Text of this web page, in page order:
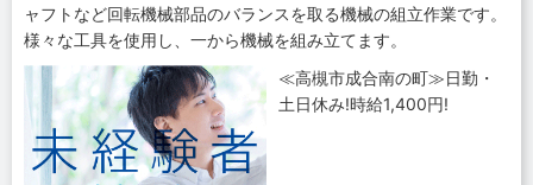
ャフトなど回転機械部品のバランスを取る機械の組立作業です。
様々な工具を使用し、一から機械を組み立てます。
≪高槻市成合南の町≫日勤・
土日休み!時給1,400円!